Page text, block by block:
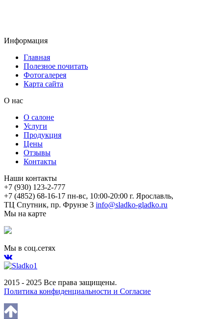
Информация
Главная
Полезное почитать
Фотогалерея
Карта сайта
О нас
О салоне
Услуги
Продукция
Цены
Отзывы
Контакты
Наши контакты
+7 (930) 123-2-777
+7 (4852) 68-16-17 пн-вс, 10:00-20:00 г. Ярославль,
ТЦ Спутник, пр. Фрунзе 3 info@sladko-gladko.ru
Мы на карте
Мы в соц.сетях
2015 - 2025 Все права защищены.
Политика конфиденциальности и Согласие